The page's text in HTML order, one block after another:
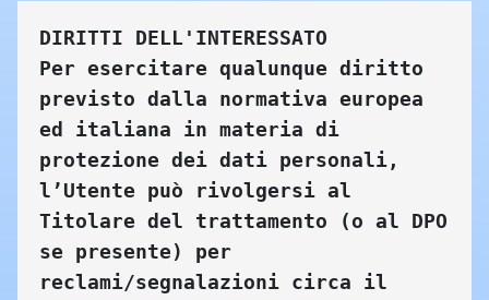
DIRITTI DELL'INTERESSATO
Per esercitare qualunque diritto
previsto dalla normativa europea
ed italiana in materia di
protezione dei dati personali,
l’Utente può rivolgersi al
Titolare del trattamento (o al DPO
se presente) per
reclami/segnalazioni circa il